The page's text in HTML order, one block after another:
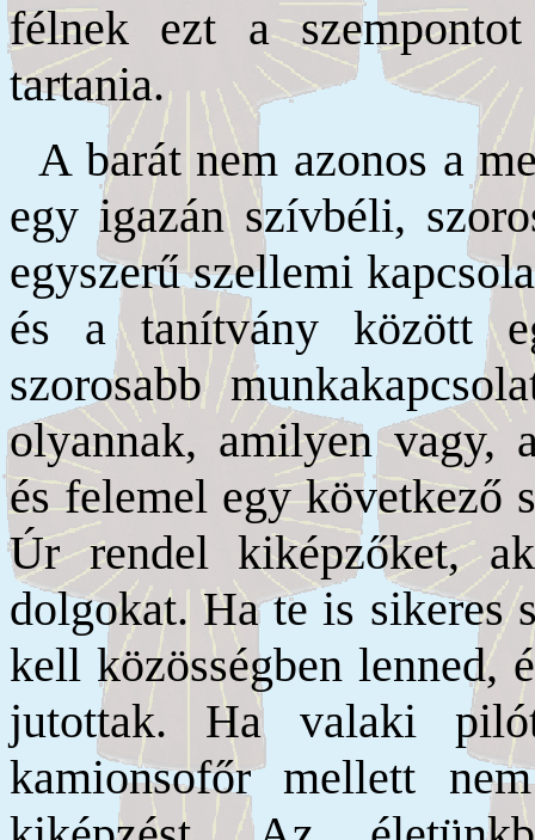
félnek ezt a
tartania.
A barát nem azonos a
egy igazán szívbéli,
egyszerű szellemi
és a tanítvány között
szorosabb
olyannak, amilyen vagy,
és felemel egy következő
Úr rendel kiképzőket,
dolgokat. Ha te is sikeres
kell közösségben lenned,
jutottak. Ha valaki
kamionsofőr mellett